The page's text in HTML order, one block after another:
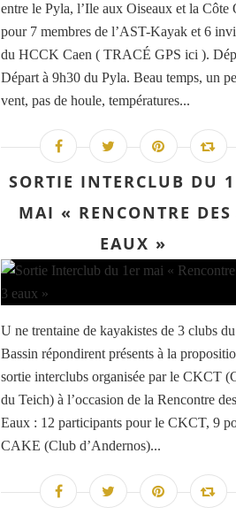
entre le Pyla, l’Ile aux Oiseaux et la Côte
pour 7 membres de l’AST-Kayak et 6
du HCCK Caen ( TRACÉ GPS ici ).
Départ à 9h30 du Pyla. Beau temps, un
vent, pas de houle, températures...
SORTIE INTERCLUB DU
MAI « RENCONTRE DES
EAUX »
U ne trentaine de kayakistes de 3 clubs du
Bassin répondirent présents à la
sortie interclubs organisée par le CKCT
du Teich) à l’occasion de la Rencontre
Eaux : 12 participants pour le CKCT, 9
CAKE (Club d’Andernos)...